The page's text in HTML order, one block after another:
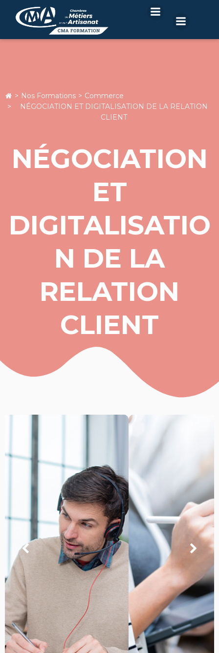
Nos Formations
Commerce
NÉGOCIATION ET DIGITALISATION DE LA RELATION
CLIENT
NÉGOCIATION
ET
DIGITALISATIO
N DE LA
RELATION
CLIENT